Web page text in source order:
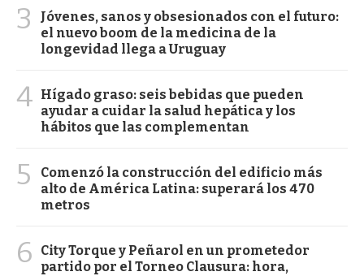
3
Jóvenes, sanos y obsesionados con el futuro:
el nuevo boom de la medicina de la
longevidad llega a Uruguay
4 Hígado graso: seis bebidas que pueden
ayudar a cuidar la salud hepática y los
hábitos que las complementan
5
Comenzó la construcción del edificio más
alto de América Latina: superará los 470
metros
6
City Torque y Peñarol en un prometedor
partido por el Torneo Clausura: hora,